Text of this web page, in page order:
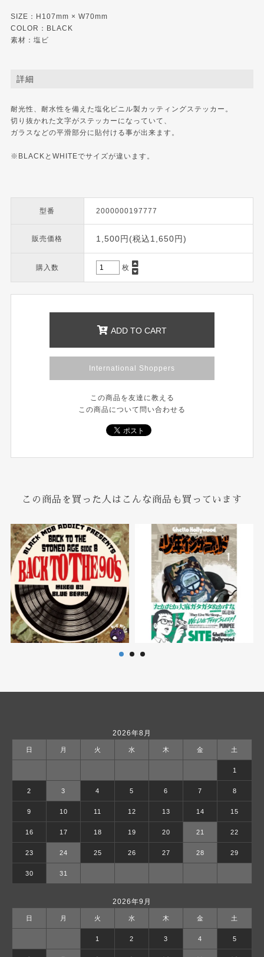
SIZE：H107mm × W70mm
COLOR：BLACK
素材：塩ビ
詳細
耐光性、耐水性を備えた塩化ビニル製カッティングステッカー。
切り抜かれた文字がステッカーになっていて、
ガラスなどの平滑部分に貼付ける事が出来ます。
※BLACKとWHITEでサイズが違います。
型番 2000000197777
販売価格 1,500円(税込1,650円)
購入数 枚
ADD TO CART
International Shoppers
この商品を友達に教える
この商品について問い合わせる
この商品を買った人はこんな商品も買っています
2026年8月
日 月 火 水 木 金 土
1
2 3 4 5 6 7 8
9 10 11 12 13 14 15
16 17 18 19 20 21 22
23 24 25 26 27 28 29
30 31
2026年9月
日 月 火 水 木 金 土
1 2 3 4 5